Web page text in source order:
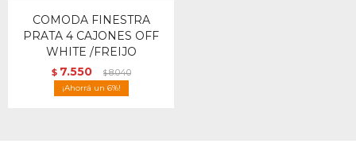
COMODA FINESTRA
PRATA 4 CAJONES OFF
WHITE /FREIJO
$ 7.550 $8.040
6